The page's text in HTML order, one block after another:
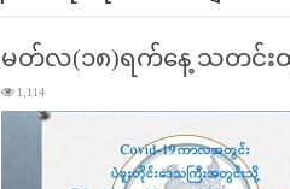
မတ်လ(၁၈)ရက်နေ့ သတင်း
1,114